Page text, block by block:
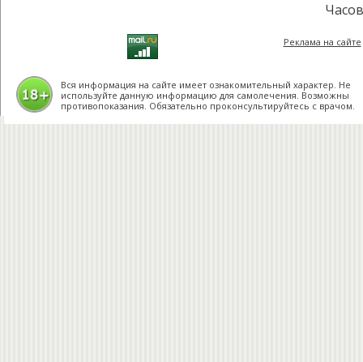
Реклама на сайте
Вся информация на сайте имеет ознакомительный характер. Не
используйте данную информацию для самолечения. Возможны
противопоказания. Обязательно проконсультируйтесь с врачом.